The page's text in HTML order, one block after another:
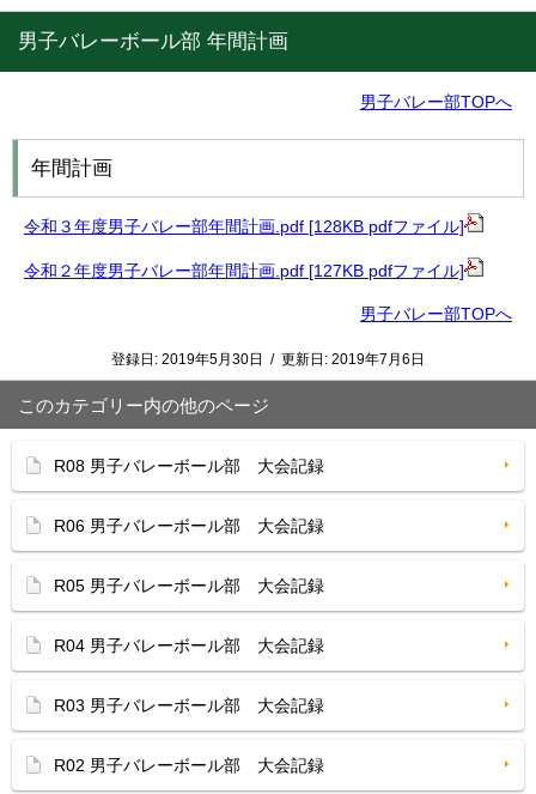
男子バレーボール部 年間計画
男子バレー部TOPへ
年間計画
令和３年度男子バレー部年間計画.pdf [128KB pdfファイル]
令和２年度男子バレー部年間計画.pdf [127KB pdfファイル]
男子バレー部TOPへ
登録日: 2019年5月30日 / 更新日: 2019年7月6日
このカテゴリー内の他のページ
R08 男子バレーボール部 大会記録
R06 男子バレーボール部 大会記録
R05 男子バレーボール部 大会記録
R04 男子バレーボール部 大会記録
R03 男子バレーボール部 大会記録
R02 男子バレーボール部 大会記録